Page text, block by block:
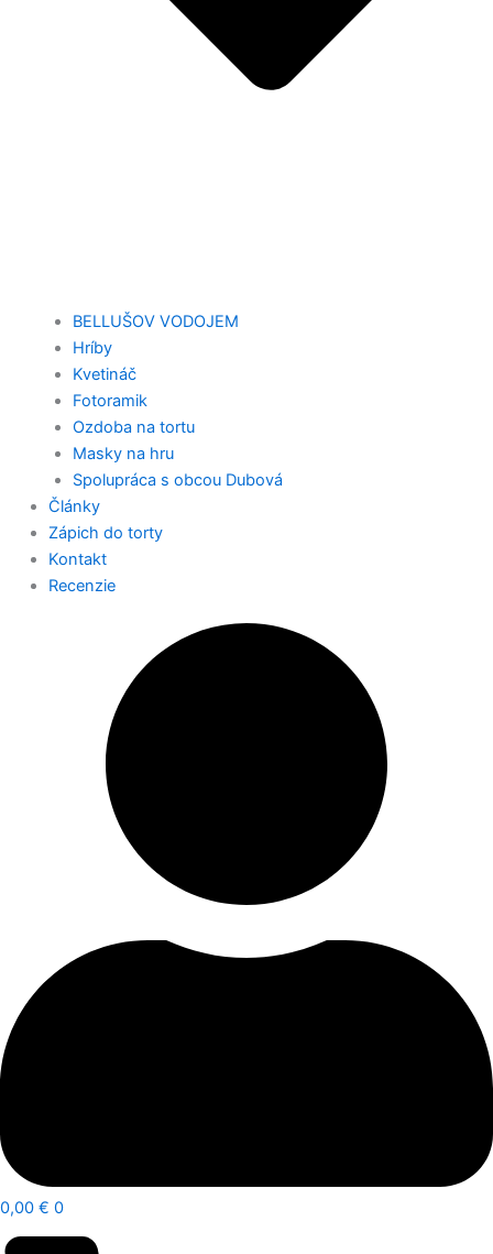
BELLUŠOV VODOJEM
Hríby
Kvetináč
Fotoramik
Ozdoba na tortu
Masky na hru
Spolupráca s obcou Dubová
Články
Zápich do torty
Kontakt
Recenzie
0,00 € 0